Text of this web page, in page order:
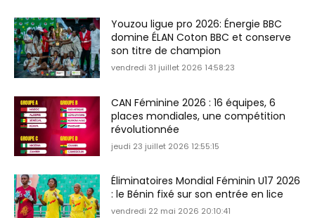
Youzou ligue pro 2026: Énergie BBC
domine ÉLAN Coton BBC et conserve
son titre de champion
vendredi 31 juillet 2026 14:58:23
CAN Féminine 2026 : 16 équipes, 6
places mondiales, une compétition
révolutionnée
jeudi 23 juillet 2026 12:55:15
Éliminatoires Mondial Féminin U17 2026
: le Bénin fixé sur son entrée en lice
vendredi 22 mai 2026 20:10:41